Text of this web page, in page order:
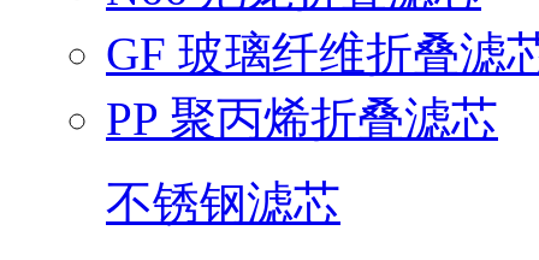
GF 玻璃纤维折叠滤
PP 聚丙烯折叠滤芯
不锈钢滤芯